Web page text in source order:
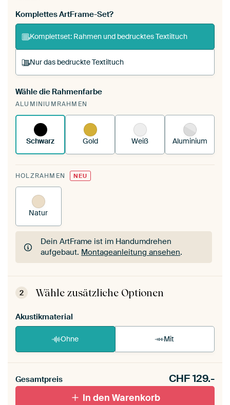
Komplettes ArtFrame-Set?
Komplettset: Rahmen und bedrucktes Textiltuch
Nur das bedruckte Textiltuch
Du spannst einen wechselbaren Textiltuch in
deinen vorhandenen ArtFrame™.
funktioniert es.
Wähle die Rahmenfarbe
ALUMINIUMRAHMEN
Schwarz Gold Weiß Aluminium
HOLZRAHMEN NEU
Natur
Dein ArtFrame ist im Handumdrehen
aufgebaut. Montageanleitung ansehen.
Dein ArtFrame ist im Handumdrehen
aufgebaut.Montageanleitung ansehen
2 Wähle zusätzliche Optionen
Akustikmaterial
Ohne Mit
Gesamtpreis CHF129.-
In den Warenkorb